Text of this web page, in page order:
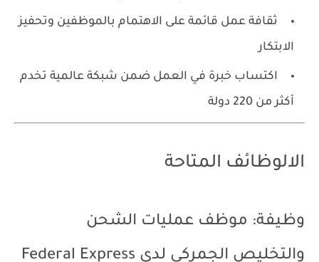
ثقافة عمل قائمة على الاهتمام بالموظفين وتحفيز
الابتكار
اكتساب خبرة في العمل ضمن شبكة عالمية تخدم
أكثر من 220 دولة
الالوظائف المتاحة
وظيفة: موظف عمليات الشحن
والتخليص الجمركي لدى Federal Express